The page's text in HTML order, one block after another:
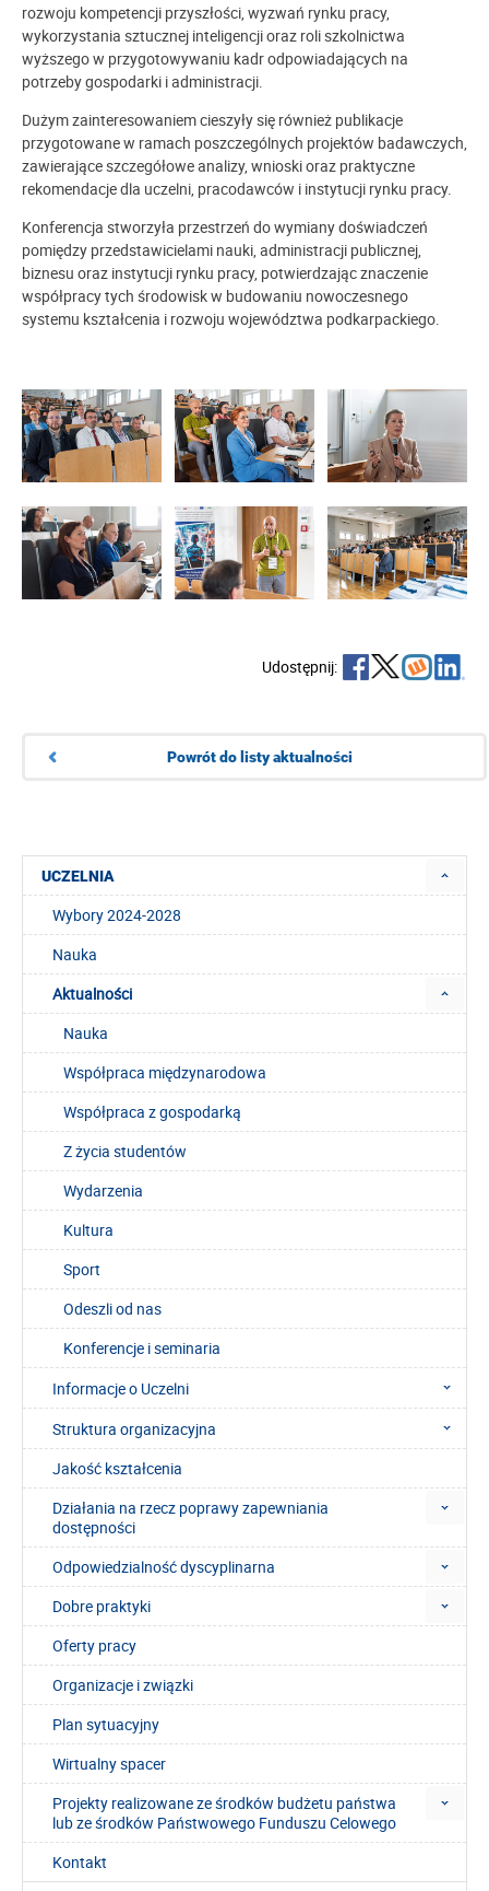
rozwoju kompetencji przyszłości, wyzwań rynku pracy,
wykorzystania sztucznej inteligencji oraz roli szkolnictwa
wyższego w przygotowywaniu kadr odpowiadających na
potrzeby gospodarki i administracji.
Dużym zainteresowaniem cieszyły się również publikacje
przygotowane w ramach poszczególnych projektów badawczych,
zawierające szczegółowe analizy, wnioski oraz praktyczne
rekomendacje dla uczelni, pracodawców i instytucji rynku pracy.
Konferencja stworzyła przestrzeń do wymiany doświadczeń
pomiędzy przedstawicielami nauki, administracji publicznej,
biznesu oraz instytucji rynku pracy, potwierdzając znaczenie
współpracy tych środowisk w budowaniu nowoczesnego
systemu kształcenia i rozwoju województwa podkarpackiego.
Udostępnij:
Powrót do listy aktualności
UCZELNIA
Wybory 2024-2028
Nauka
Aktualności
Nauka
Współpraca międzynarodowa
Współpraca z gospodarką
Z życia studentów
Wydarzenia
Kultura
Sport
Odeszli od nas
Konferencje i seminaria
Informacje o Uczelni
Struktura organizacyjna
Jakość kształcenia
Działania na rzecz poprawy zapewniania
dostępności
Odpowiedzialność dyscyplinarna
Dobre praktyki
Oferty pracy
Organizacje i związki
Plan sytuacyjny
Wirtualny spacer
Projekty realizowane ze środków budżetu państwa
lub ze środków Państwowego Funduszu Celowego
Kontakt